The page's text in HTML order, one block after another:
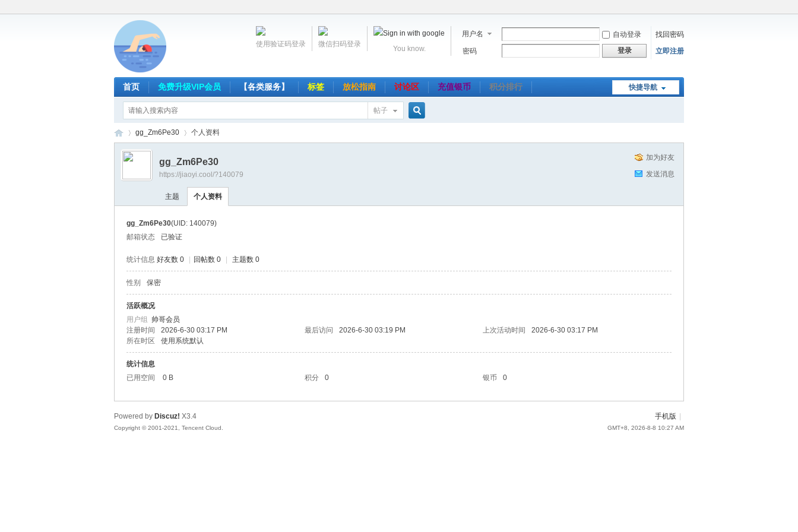
用户名 自动登录
找回密码
密码
登录 立即注册
You know.
微信扫码登录
使用验证码登录
快捷导航
首页 免费升级VIP会员 【各类服务】 标签 放松指南 讨论区 充值银币 积分排行
帖子
网
›
gg_Zm6Pe30 个人资料
加为好友
发送消息
gg_Zm6Pe30
https://jiaoyi.cool/?140079
主题 个人资料
gg_Zm6Pe30(UID: 140079)
邮箱状态
已验证
统计信息 好友数 0 回帖数 0 主题数 0
性别 保密
活跃概况
用户组 帅哥会员
注册时间
2026-6-30 03:17 PM 最后访问 2026-6-30 03:19 PM 上次活动时间
2026-6-30 03:17 PM
所在时区
使用系统默认
统计信息
已用空间
0 B 积分 0 银币 0
手机版
GMT+8, 2026-8-8 10:27 AM
Powered by Discuz! X3.4
Copyright © 2001-2021, Tencent Cloud.